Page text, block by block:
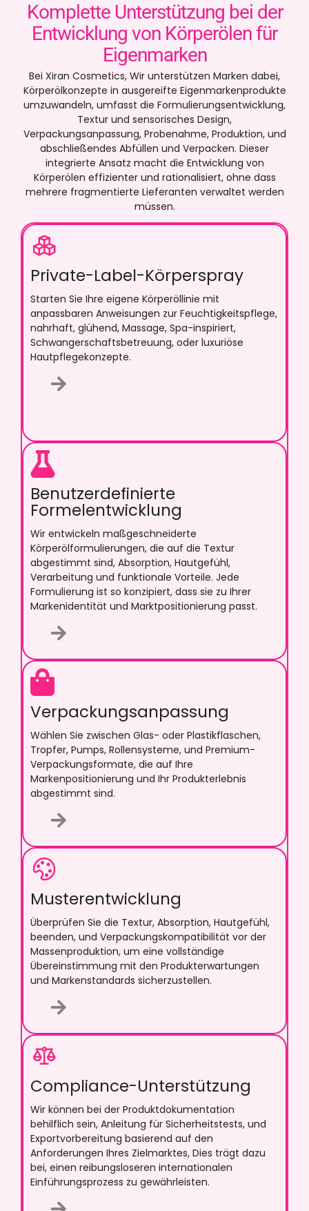
Komplette Unterstützung bei der
Entwicklung von Körperölen für
Eigenmarken
Bei Xiran Cosmetics, Wir unterstützen Marken dabei,
Körperölkonzepte in ausgereifte Eigenmarkenprodukte
umzuwandeln, umfasst die Formulierungsentwicklung,
Textur und sensorisches Design,
Verpackungsanpassung, Probenahme, Produktion, und
abschließendes Abfüllen und Verpacken. Dieser
integrierte Ansatz macht die Entwicklung von
Körperölen effizienter und rationalisiert, ohne dass
mehrere fragmentierte Lieferanten verwaltet werden
müssen.
Private-Label-Körperspray
Starten Sie Ihre eigene Körperöllinie mit
anpassbaren Anweisungen zur Feuchtigkeitspflege,
nahrhaft, glühend, Massage, Spa-inspiriert,
Schwangerschaftsbetreuung, oder luxuriöse
Hautpflegekonzepte.
Benutzerdefinierte
Formelentwicklung
Wir entwickeln maßgeschneiderte
Körperölformulierungen, die auf die Textur
abgestimmt sind, Absorption, Hautgefühl,
Verarbeitung und funktionale Vorteile. Jede
Formulierung ist so konzipiert, dass sie zu Ihrer
Markenidentität und Marktpositionierung passt.
Verpackungsanpassung
Wählen Sie zwischen Glas- oder Plastikflaschen,
Tropfer, Pumps, Rollensysteme, und Premium-
Verpackungsformate, die auf Ihre
Markenpositionierung und Ihr Produkterlebnis
abgestimmt sind.
Musterentwicklung
Überprüfen Sie die Textur, Absorption, Hautgefühl,
beenden, und Verpackungskompatibilität vor der
Massenproduktion, um eine vollständige
Übereinstimmung mit den Produkterwartungen
und Markenstandards sicherzustellen.
Compliance-Unterstützung
Wir können bei der Produktdokumentation
behilflich sein, Anleitung für Sicherheitstests, und
Exportvorbereitung basierend auf den
Anforderungen Ihres Zielmarktes, Dies trägt dazu
bei, einen reibungsloseren internationalen
Einführungsprozess zu gewährleisten.